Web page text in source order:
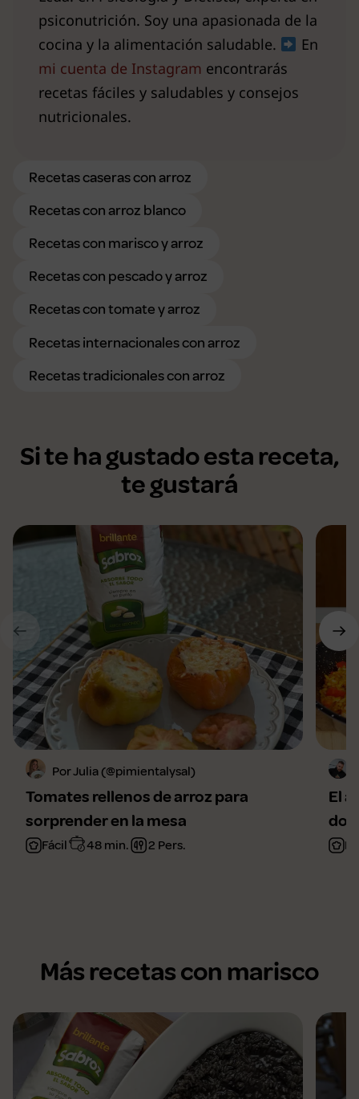
psiconutrición. Soy una apasionada de la
cocina y la alimentación saludable.
En
mi cuenta de Instagram encontrarás
recetas fáciles y saludables y consejos
nutricionales.
Recetas caseras con arroz
Recetas con arroz blanco
Recetas con marisco y arroz
Recetas con pescado y arroz
Recetas con tomate y arroz
Recetas internacionales con arroz
Recetas tradicionales con arroz
Si te ha gustado esta receta,
te gustará
Por Julia (@pimientalysal)
Tomates rellenos de arroz para
sorprender en la mesa
Fácil 48 min. 2 Pers.
El
Más recetas con marisco